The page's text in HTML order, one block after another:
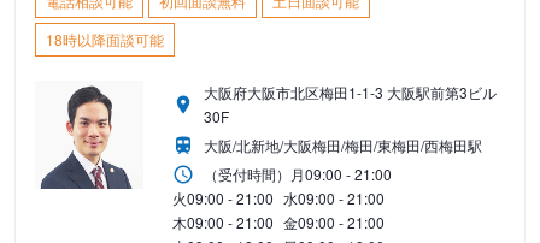
18時以降面談可能
大阪府大阪市北区梅田1-1-3 大阪駅前第3ビル
30F
大阪/北新地/大阪梅田/梅田/東梅田/西梅田駅
（受付時間） 月09:00 - 21:00
火09:00 - 21:00 水09:00 - 21:00
木09:00 - 21:00 金09:00 - 21:00